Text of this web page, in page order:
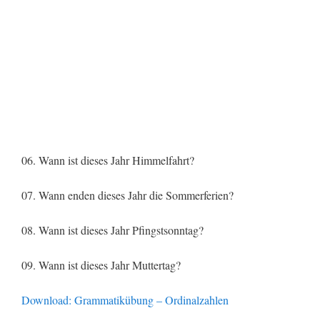
06. Wann ist dieses Jahr Himmelfahrt?
07. Wann enden dieses Jahr die Sommerferien?
08. Wann ist dieses Jahr Pfingstsonntag?
09. Wann ist dieses Jahr Muttertag?
Download: Grammatikübung – Ordinalzahlen